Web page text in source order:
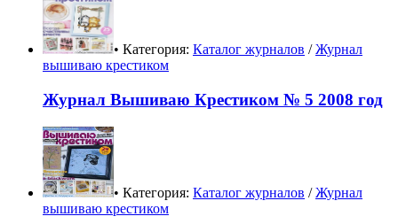
• Категория: Каталог журналов /Журнал
вышиваю крестиком
Журнал Вышиваю Крестиком № 5 2008 год
• Категория: Каталог журналов /Журнал
вышиваю крестиком